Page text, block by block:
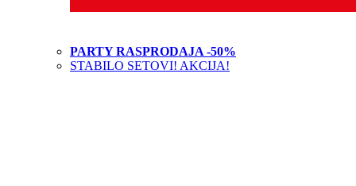
PARTY RASPRODAJA -50%
STABILO SETOVI! AKCIJA!